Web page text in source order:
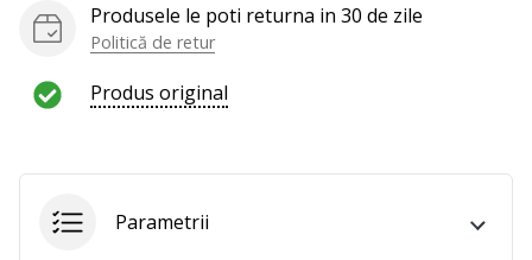
Produsele le poti returna in 30 de zile
Politică de retur
Produs original
Parametrii